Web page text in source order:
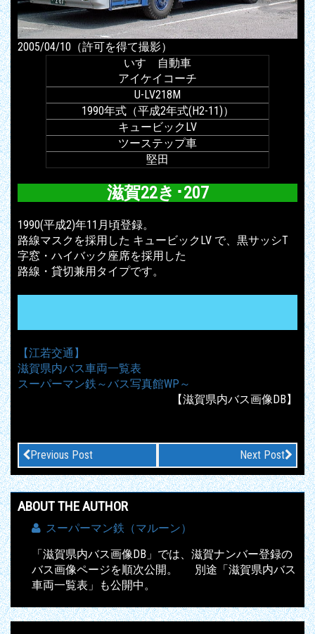
2005/04/10（許可を得て撮影）
いすゞ自動車
アイケイコーチ
U-LV218M
1990年式（平成2年式(H2-11)）
キュービックLV
ツーステップ車
堅田
滋賀22き･207
1990(平成2)年11月頃登録。
路線マスクを採用した キュービックLV で、黒サッシT
字窓・ハイバック座席を採用した
路線・貸切兼用タイプです。
【江若交通】
滋賀県内バス車両一覧表
スーパーマン鉄～バス写真館WP～
【滋賀県内バス画像DB】
Previous Post Next Post
ABOUT THE AUTHOR
スーパーマン鉄（マルーン）
「滋賀県内バス画像DB」では、滋賀ナンバー登録の
バス画像ページを順次公開。 別途「滋賀県内バス
車両一覧表」も公開中。